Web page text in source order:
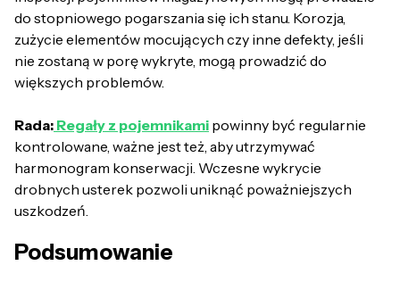
do stopniowego pogarszania się ich stanu. Korozja,
zużycie elementów mocujących czy inne defekty, jeśli
nie zostaną w porę wykryte, mogą prowadzić do
większych problemów.
Rada: Regały z pojemnikami powinny być regularnie
kontrolowane, ważne jest też, aby utrzymywać
harmonogram konserwacji. Wczesne wykrycie
drobnych usterek pozwoli uniknąć poważniejszych
uszkodzeń.
Podsumowanie